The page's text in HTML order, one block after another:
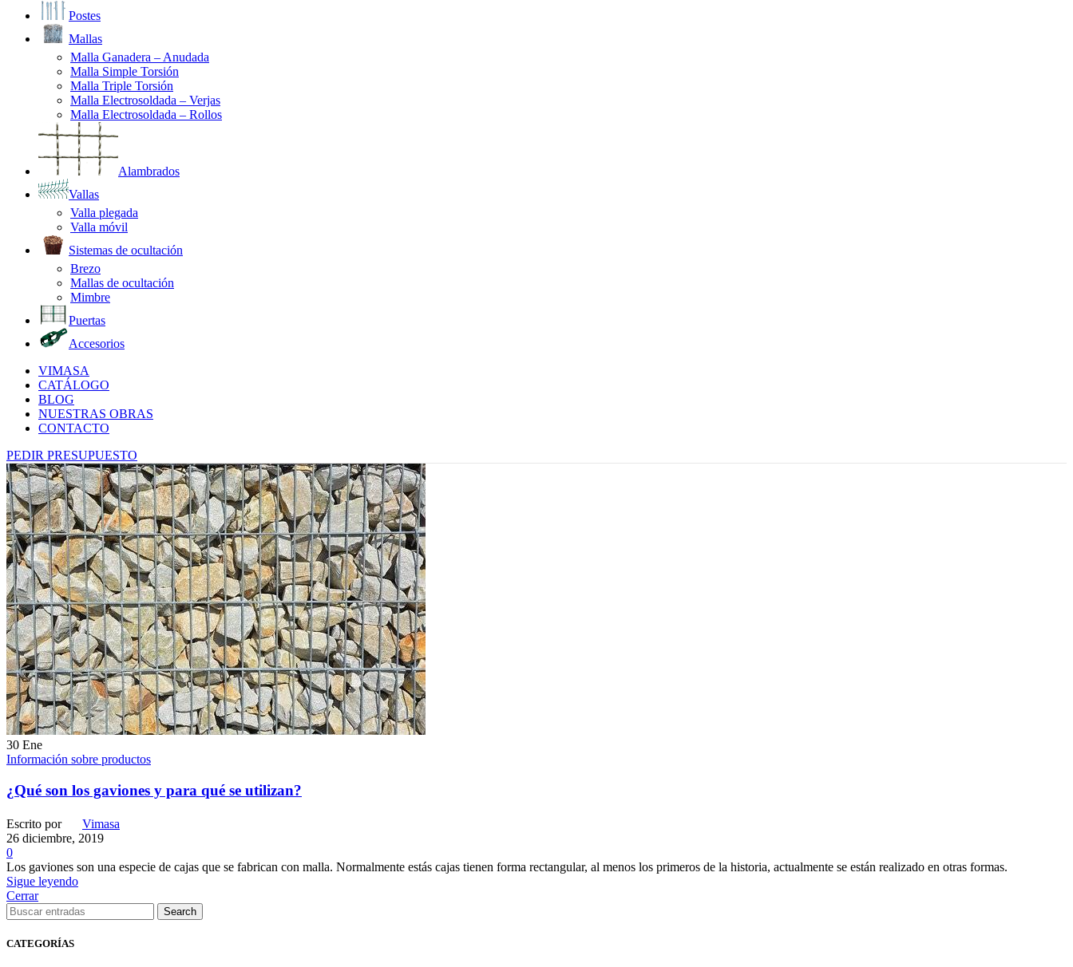
Postes
Mallas
Malla Ganadera – Anudada
Malla Simple Torsión
Malla Triple Torsión
Malla Electrosoldada – Verjas
Malla Electrosoldada – Rollos
Alambrados
Vallas
Valla plegada
Valla móvil
Sistemas de ocultación
Brezo
Mallas de ocultación
Mimbre
Puertas
Accesorios
VIMASA
CATÁLOGO
BLOG
NUESTRAS OBRAS
CONTACTO
PEDIR PRESUPUESTO
30 Ene
Información sobre productos
¿Qué son los gaviones y para qué se utilizan?
Escrito por
Vimasa
26 diciembre, 2019
0
Los gaviones son una especie de cajas que se fabrican con malla. Normalmente estás cajas tienen forma rectangular, al menos los primeros de la historia, actualmente se están realizado en otras formas.
Sigue leyendo
Cerrar
Search
CATEGORÍAS